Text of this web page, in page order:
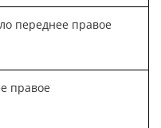
переднее правое
правое